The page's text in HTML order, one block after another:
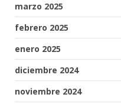
marzo 2025
febrero 2025
enero 2025
diciembre 2024
noviembre 2024